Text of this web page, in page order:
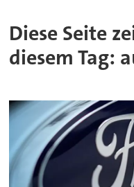
Diese Seite
diesem Tag: